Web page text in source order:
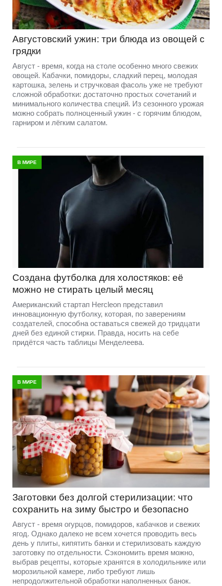
Августовский ужин: три блюда из овощей с
грядки
Август - время, когда на столе особенно много свежих
овощей. Кабачки, помидоры, сладкий перец, молодая
картошка, зелень и стручковая фасоль уже не требуют
сложной обработки: достаточно простых сочетаний и
минимального количества специй. Из сезонного урожая
можно собрать полноценный ужин - с горячим блюдом,
гарниром и лёгким салатом.
В МИРЕ
Создана футболка для холостяков: её
можно не стирать целый месяц
Американский стартап Hercleon представил
инновационную футболку, которая, по заверениям
создателей, способна оставаться свежей до тридцати
дней без единой стирки. Правда, носить на себе
придётся часть таблицы Менделеева.
В МИРЕ
Заготовки без долгой стерилизации: что
сохранить на зиму быстро и безопасно
Август - время огурцов, помидоров, кабачков и свежих
ягод. Однако далеко не всем хочется проводить весь
день у плиты, кипятить банки и стерилизовать каждую
заготовку по отдельности. Сэкономить время можно,
выбрав рецепты, которые хранятся в холодильнике или
морозильной камере, либо требуют лишь
непродолжительной обработки наполненных банок.